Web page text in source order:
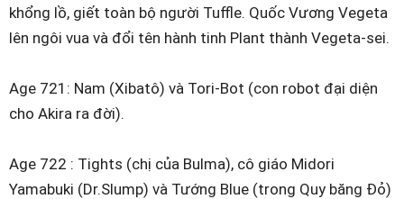
khổng lồ, giết toàn bộ người Tuffle. Quốc Vương Vegeta
lên ngôi vua và đổi tên hành tinh Plant thành Vegeta-sei.
Age 721: Nam (Xibatô) và Tori-Bot (con robot đại diện
cho Akira ra đời).
Age 722 : Tights (chị của Bulma), cô giáo Midori
Yamabuki (Dr.Slump) và Tướng Blue (trong Quy băng Đỏ)